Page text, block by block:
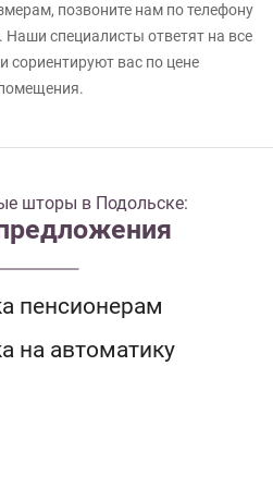
позвоните нам по телефону
специалисты ответят на все
сориентируют вас по цене
шторы в Подольске:
пенсионерам
на автоматику